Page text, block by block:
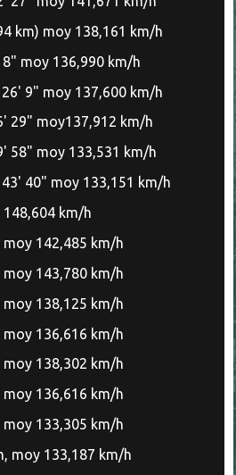
km) moy 138,161 km/h
moy 136,990 km/h
9" moy 137,600 km/h
29" moy137,912 km/h
58" moy 133,531 km/h
40" moy 133,151 km/h
148,604 km/h
moy 142,485 km/h
moy 143,780 km/h
moy 138,125 km/h
moy 136,616 km/h
moy 138,302 km/h
moy 136,616 km/h
moy 133,305 km/h
moy 133,187 km/h